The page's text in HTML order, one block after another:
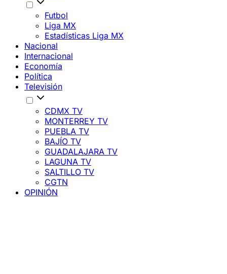
Futbol
Liga MX
Estadísticas Liga MX
Nacional
Internacional
Economía
Política
Televisión
CDMX TV
MONTERREY TV
PUEBLA TV
BAJÍO TV
GUADALAJARA TV
LAGUNA TV
SALTILLO TV
CGTN
OPINIÓN